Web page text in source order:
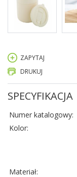
ZAPYTAJ
DRUKUJ
SPECYFIKACJA
Numer katalogowy:
Kolor:
Materiał: